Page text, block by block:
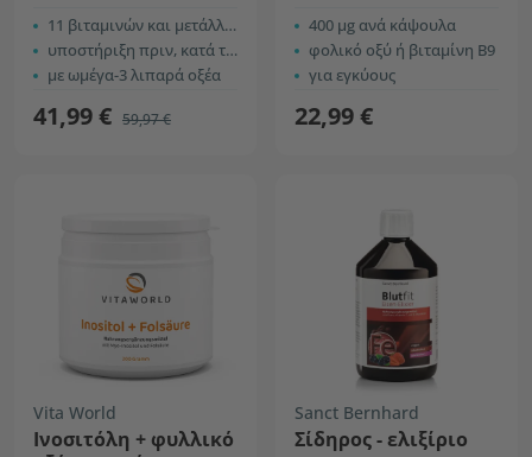
11 βιταμινών και μετάλλων
υποστήριξη πριν, κατά τη διάρκεια και μετά την εγκυμοσύνη
με ωμέγα-3 λιπαρά οξέα
41,99 € 59,97 €
400 µg ανά κάψουλα
φολικό οξύ ή βιταμίνη Β9
για εγκύους
22,99 €
Vita World
Ινοσιτόλη + φυλλικό
Sanct Bernhard
Σίδηρος - ελιξίριο